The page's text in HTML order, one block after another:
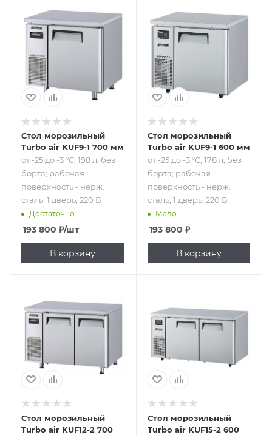
Подпись к товару
от -25 до -3 °С; 198
л; без борта;
поверхность -
нерж. сталь; 1
дверь; 220 В
Стол морозильный
Turbo air KUF9-1 700 мм
от -25 до -3 °С; 198 л; без
борта; рабочая
поверхность - нерж.
сталь; 1 дверь; 220 В
Достаточно
193 800 ₽/шт
В корзину
от -25 до -3 °С; 178
л; без борта;
рабочая
поверхность -
нерж. сталь; 1
дверь; 220 В
Стол морозильный
Turbo air KUF9-1 600 мм
от -25 до -3 °С; 178 л; без
борта; рабочая
поверхность - нерж.
сталь; 1 дверь; 220 В
Мало
193 800 ₽
В корзину
от -25 до -3 °С; 311
л; без борта;
рабочая
поверхность -
нерж. сталь; 2
двери; 220 В
Стол морозильный
Turbo air KUF12-2 700
л; без борта;
рабочая
поверхность -
нерж. сталь; 2
двери; 220 В
Стол морозильный
Turbo air KUF15-2 600